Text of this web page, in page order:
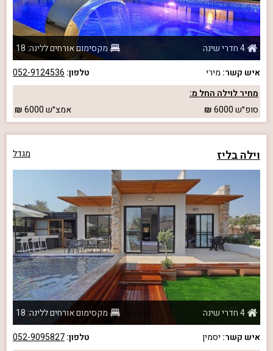
4 חדרי שינה
מקסימום אורחים ללינה: 18
איש קשר: מירי טלפון: 052-9124536
מחיר לוילה החל מ:
סופ״ש6000 אמצ״ש6000
וילה בליז מגדל
4 חדרי שינה
מקסימום אורחים ללינה: 18
איש קשר: יסמין טלפון:052-9095827